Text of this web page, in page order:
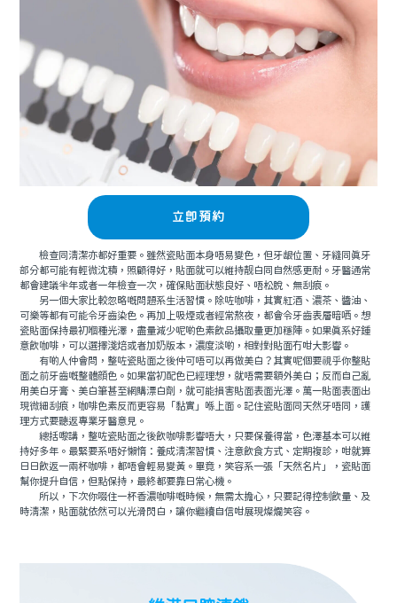
立即預約
檢查同清潔亦都好重要。雖然瓷貼面本身唔易變色，但牙龈位置、牙縫同真牙
部分都可能有輕微沈積，照顧得好，貼面就可以維持靓白同自然感更耐。牙醫通常
都會建議半年或者一年檢查一次，確保貼面狀態良好、唔松脫、無刮痕。
另一個大家比較忽略嘅問題系生活習慣。除咗咖啡，其實紅酒、濃茶、醬油、
可樂等都有可能令牙齒染色。再加上吸煙或者經常熬夜，都會令牙齒表層暗哂。想
瓷貼面保持最初嗰種光澤，盡量減少呢啲色素飲品攝取量更加穩陣。如果真系好鍾
意飲咖啡，可以選擇淺焙或者加奶版本，濃度淡啲，相對對貼面冇咁大影響。
有啲人仲會問，整咗瓷貼面之後仲可唔可以再做美白？其實呢個要視乎你整貼
面之前牙齒嘅整體顔色。如果當初配色已經理想，就唔需要額外美白；反而自己亂
用美白牙膏、美白筆甚至網購漂白劑，就可能損害貼面表面光澤。萬一貼面表面出
現微細刮痕，咖啡色素反而更容易「黏實」喺上面。記住瓷貼面同天然牙唔同，護
理方式要聽返專業牙醫意見。
總括嚟講，整咗瓷貼面之後飲咖啡影響唔大，只要保養得當，色澤基本可以維
持好多年。最緊要系唔好懶惰：養成清潔習慣、注意飲食方式、定期複診，咁就算
日日飲返一兩杯咖啡，都唔會輕易變黃。畢竟，笑容系一張「天然名片」，瓷貼面
幫你提升自信，但點保持，最終都要靠日常心機。
所以，下次你啜住一杯香濃咖啡嘅時候，無需太擔心，只要記得控制飲量、及
時清潔，貼面就依然可以光滑閃白，讓你繼續自信咁展現燦爛笑容。